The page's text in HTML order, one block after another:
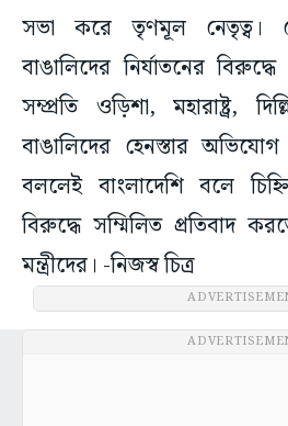
সভা করে তৃণমূল নেতৃত্ব।
বাঙালিদের নির্যাতনের
সম্প্রতি ওড়িশা, মহারাষ্ট্র,
বাঙালিদের হেনস্তার
বললেই বাংলাদেশি বলে
বিরুদ্ধে সম্মিলিত প্রতিবাদ
মন্ত্রীদের। -নিজস্ব চিত্র